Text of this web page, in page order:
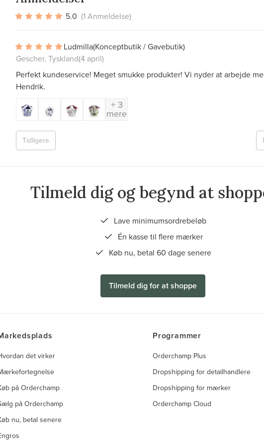
5.0 (1 Anmeldelse)
Ludmilla(Konceptbutik / Gavebutik)
Gescher, Tyskland(4 april)
Perfekt kundeservice! Meget smukke produkter! Vi nyder at arbejde
Hendrik.
+ 3
mere
Tidligere
Tilmeld dig og begynd at
Lave minimumsordrebeløb
Én kasse til flere mærker
Køb nu, betal 60 dage senere
Tilmeld dig for at shoppe
det virker
på Orderchamp
på Orderchamp
nu, betal senere
Programmer
Orderchamp Plus
Dropshipping for detailhandlere
Dropshipping for mærker
Orderchamp Cloud